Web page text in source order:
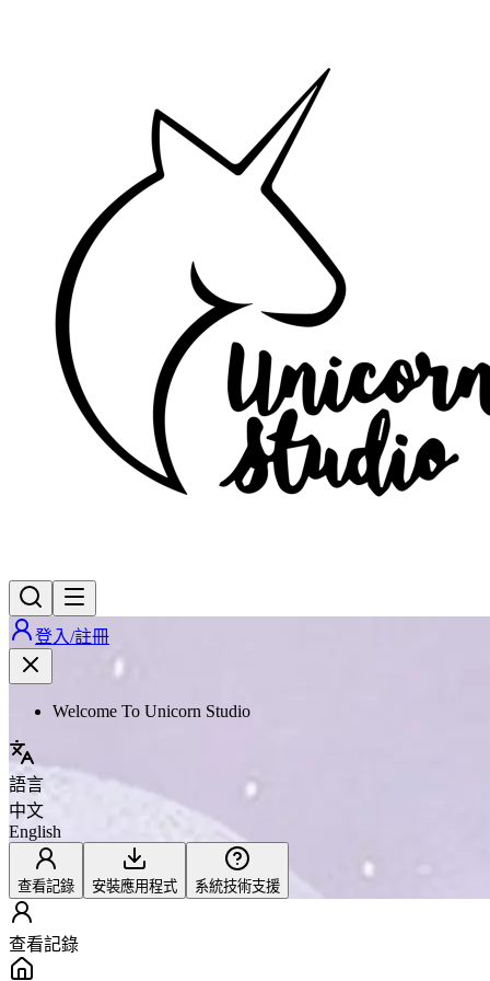
登入/註冊
Welcome To Unicorn Studio
語言
中文
English
查看記錄 安裝應用程式 系統技術支援
查看記錄